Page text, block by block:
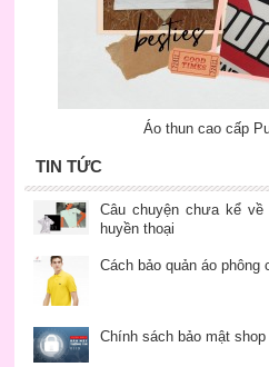
Áo thun cao cấp
TIN TỨC
Câu chuyện chưa kể
huyền thoại
Cách bảo quản áo phông
Chính sách bảo mật